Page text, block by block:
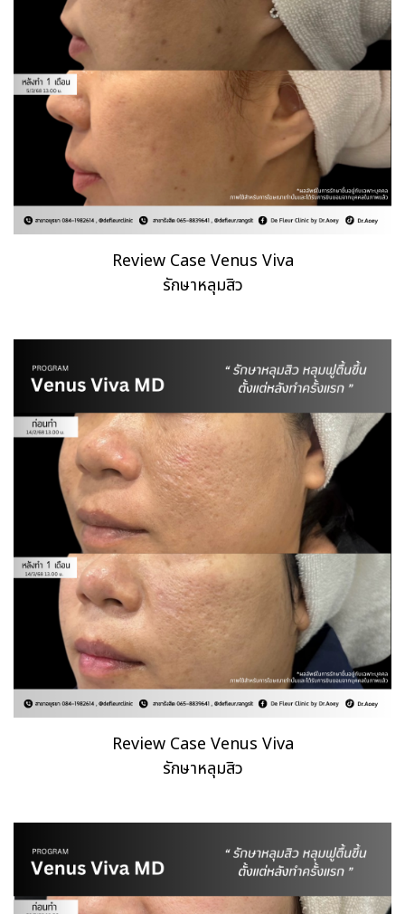
Review Case Venus Viva
รักษาหลุมสิว
Review Case Venus Viva
รักษาหลุมสิว